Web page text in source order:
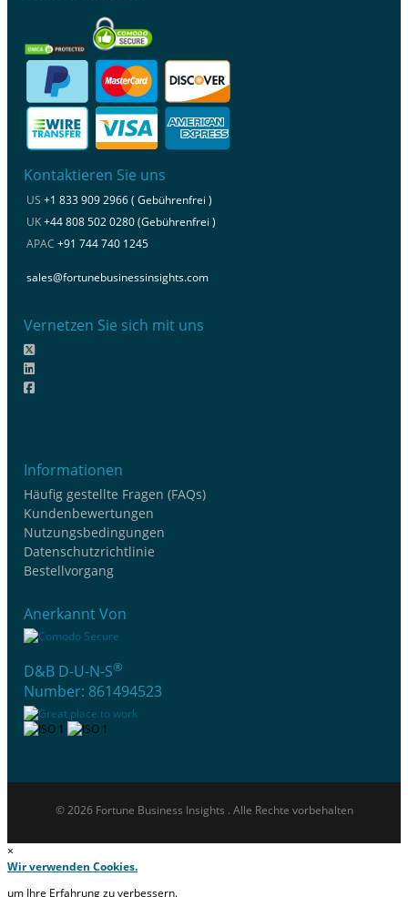
Kontaktieren Sie uns
US +1 833 909 2966 ( Gebührenfrei )
UK+44 808 502 0280 (Gebührenfrei )
APAC +91 744 740 1245
sales@fortunebusinessinsights.com
Vernetzen Sie sich mit uns
Informationen
Häufig gestellte Fragen (FAQs)
Kundenbewertungen
Nutzungsbedingungen
Datenschutzrichtlinie
Bestellvorgang
Anerkannt Von
D&B D-U-N-S®
Number: 861494523
© 2026 Fortune Business Insights . Alle Rechte vorbehalten
×
Wir verwenden Cookies.
um Ihre Erfahrung zu verbessern.